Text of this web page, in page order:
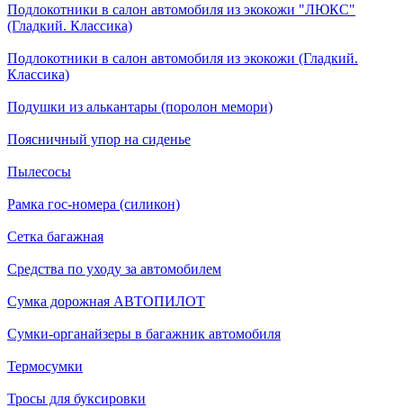
Подлокотники в салон автомобиля из экокожи "ЛЮКС"
(Гладкий. Классика)
Подлокотники в салон автомобиля из экокожи (Гладкий.
Классика)
Подушки из алькантары (поролон мемори)
Поясничный упор на сиденье
Пылесосы
Рамка гос-номера (силикон)
Сетка багажная
Средства по уходу за автомобилем
Сумка дорожная АВТОПИЛОТ
Сумки-органайзеры в багажник автомобиля
Термосумки
Тросы для буксировки